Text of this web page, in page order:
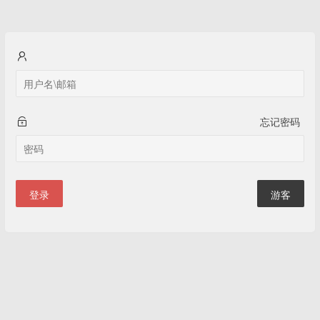
忘记密码
登录 游客